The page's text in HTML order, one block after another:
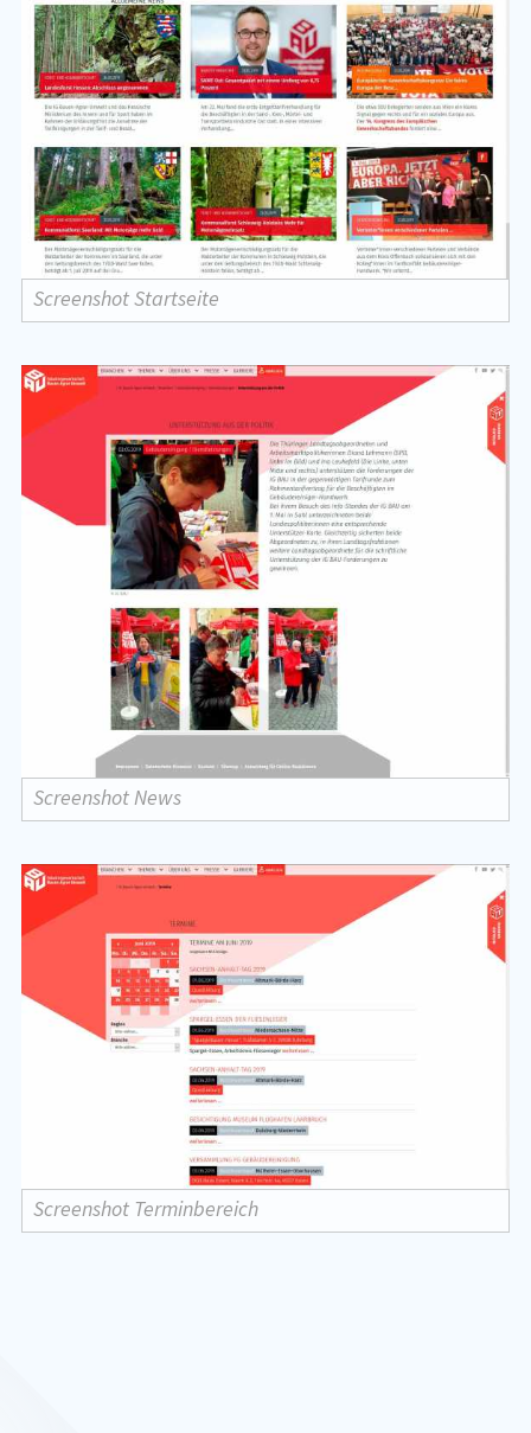
Screenshot Startseite
Screenshot News
Screenshot Terminbereich